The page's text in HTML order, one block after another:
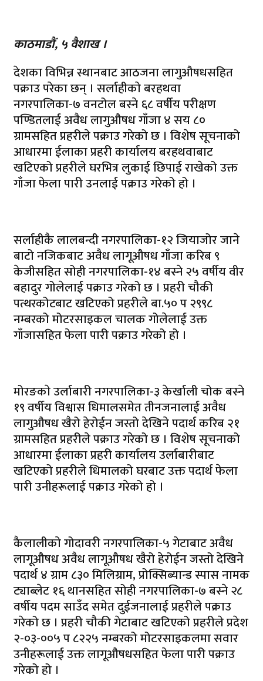
काठमाडाैं, ५ वैशाख ।
देशका विभिन्न स्थानबाट आठजना लागुऔषधसहित
पक्राउ परेका छन् । सर्लाहीकाे बरहथवा
नगरपालिका-७ वनटोल बस्ने ६८ वर्षीय परीक्षण
पण्डितलाई अवैध लागुऔषध गाँजा ४ सय ८०
ग्रामसहित प्रहरीले पक्राउ गरेको छ । विशेष सूचनाको
आधारमा ईलाका प्रहरी कार्यालय बरहथवाबाट
खटिएको प्रहरीले घरभित्र लुकाई छिपाई राखेको उक्त
गाँजा फेला पारी उनलाई पक्राउ गरेको हो ।
सर्लाहीकै लालबन्दी नगरपालिका-१२ जियाजोर जाने
बाटो नजिकबाट अवैध लागूऔषध गाँजा करिब ९
केजीसहित सोही नगरपालिका-१४ बस्ने २५ वर्षीय वीर
बहादुर गोलेलाई पक्राउ गरेको छ । प्रहरी चौकी
पत्थरकोटबाट खटिएको प्रहरीले बा.५० प २९९८
नम्बरको मोटरसाइकल चालक गोलेलाई उक्त
गाँजासहित फेला पारी पक्राउ गरेको हो ।
मोरङकाे उर्लाबारी नगरपालिका-३ केर्खाली चोक बस्ने
१९ वर्षीय विश्वास धिमालसमेत तीनजनालाई अवैध
लागुऔषध खैरो हेरोईन जस्तो देखिने पदार्थ करिब २१
ग्रामसहित प्रहरीले पक्राउ गरेको छ । विशेष सूचनाको
आधारमा ईलाका प्रहरी कार्यालय उर्लाबारीबाट
खटिएको प्रहरीले धिमालको घरबाट उक्त पदार्थ फेला
पारी उनीहरूलाई पक्राउ गरेको हो ।
कैलालीकाे गोदावरी नगरपालिका-५ गेटाबाट अवैध
लागूऔषध अवैध लागूऔषध खैरो हेरोईन जस्तो देखिने
पदार्थ ४ ग्राम ८३० मिलिग्राम, प्रोक्सिब्यान्ड स्पास नामक
ट्याब्लेट १६ थानसहित सोही नगरपालिका-७ बस्ने २८
वर्षीय पदम साउँद समेत दुईजनालाई प्रहरीले पक्राउ
गरेको छ । प्रहरी चौकी गेटाबाट खटिएको प्रहरीले प्रदेश
२-०३-००५ प ८२२५ नम्बरको मोटरसाइकलमा सवार
उनीहरूलाई उक्त लागूऔषधसहित फेला पारी पक्राउ
गरेको हो ।